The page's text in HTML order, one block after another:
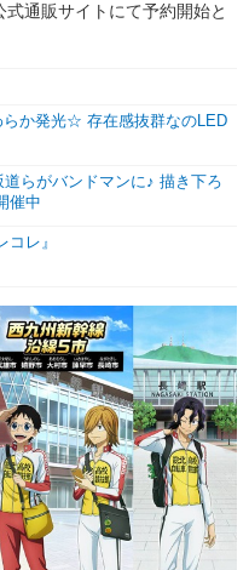
通販サイトにて予約開始と
らか発光☆ 存在感抜群なのLED
らがバンドマンに♪ 描き下ろ
催中
コレ』